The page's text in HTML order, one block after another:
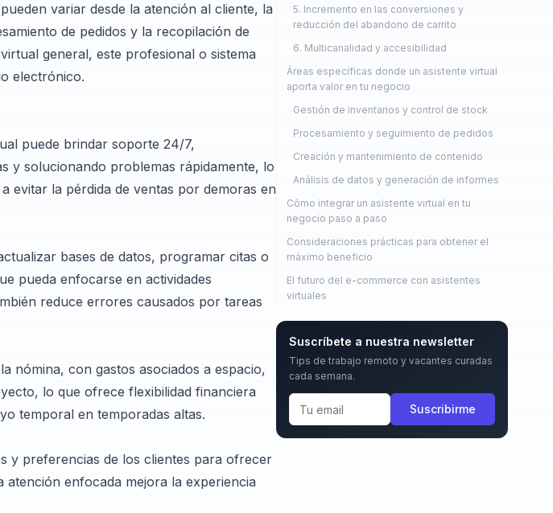
variar desde la atención al cliente, la
de pedidos y la recopilación de
general, este profesional o sistema
electrónico.
puede brindar soporte 24/7,
y solucionando problemas rápidamente, lo
evitar la pérdida de ventas por demoras en
bases de datos, programar citas o
pueda enfocarse en actividades
reduce errores causados por tareas
nómina, con gastos asociados a espacio,
lo que ofrece flexibilidad financiera
temporal en temporadas altas.
y preferencias de los clientes para ofrecer
enfocada mejora la experiencia
5. Incremento en las conversiones y
reducción del abandono de carrito
6. Multicanalidad y accesibilidad
Áreas específicas donde un asistente virtual
aporta valor en tu negocio
Gestión de inventarios y control de stock
Procesamiento y seguimiento de pedidos
Creación y mantenimiento de contenido
Análisis de datos y generación de informes
Cómo integrar un asistente virtual en tu
negocio paso a paso
Consideraciones prácticas para obtener el
máximo beneficio
El futuro del e-commerce con asistentes
virtuales
Suscríbete a nuestra newsletter
Tips de trabajo remoto y vacantes curadas
cada semana.
Suscribirme